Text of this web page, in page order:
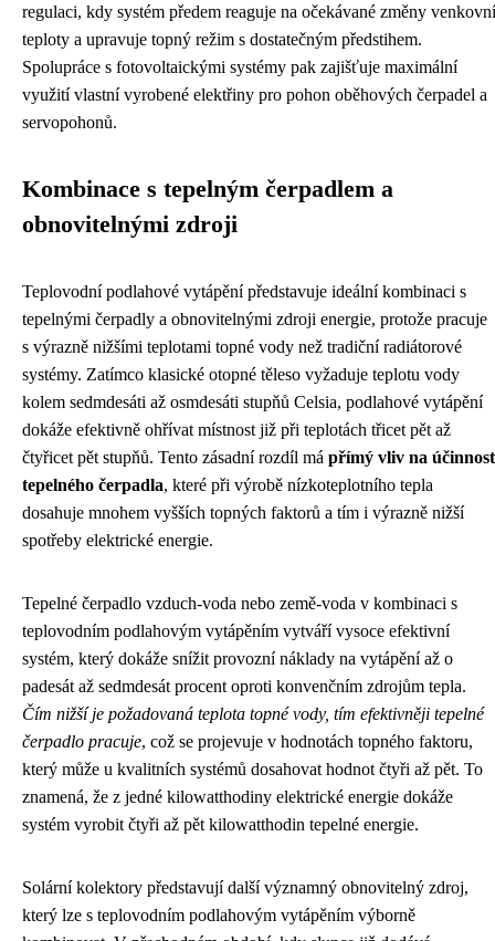
regulaci, kdy systém předem reaguje na očekávané změny venkovní
teploty a upravuje topný režim s dostatečným předstihem.
Spolupráce s fotovoltaickými systémy pak zajišťuje maximální
využití vlastní vyrobené elektřiny pro pohon oběhových čerpadel a
servopohonů.
Kombinace s tepelným čerpadlem a
obnovitelnými zdroji
Teplovodní podlahové vytápění představuje ideální kombinaci s
tepelnými čerpadly a obnovitelnými zdroji energie, protože pracuje
s výrazně nižšími teplotami topné vody než tradiční radiátorové
systémy. Zatímco klasické otopné těleso vyžaduje teplotu vody
kolem sedmdesáti až osmdesáti stupňů Celsia, podlahové vytápění
dokáže efektivně ohřívat místnost již při teplotách třicet pět až
čtyřicet pět stupňů. Tento zásadní rozdíl má přímý vliv na účinnost
tepelného čerpadla, které při výrobě nízkoteplotního tepla
dosahuje mnohem vyšších topných faktorů a tím i výrazně nižší
spotřeby elektrické energie.
Tepelné čerpadlo vzduch-voda nebo země-voda v kombinaci s
teplovodním podlahovým vytápěním vytváří vysoce efektivní
systém, který dokáže snížit provozní náklady na vytápění až o
padesát až sedmdesát procent oproti konvenčním zdrojům tepla.
Čím nižší je požadovaná teplota topné vody, tím efektivněji tepelné
čerpadlo pracuje, což se projevuje v hodnotách topného faktoru,
který může u kvalitních systémů dosahovat hodnot čtyři až pět. To
znamená, že z jedné kilowatthodiny elektrické energie dokáže
systém vyrobit čtyři až pět kilowatthodin tepelné energie.
Solární kolektory představují další významný obnovitelný zdroj,
který lze s teplovodním podlahovým vytápěním výborně